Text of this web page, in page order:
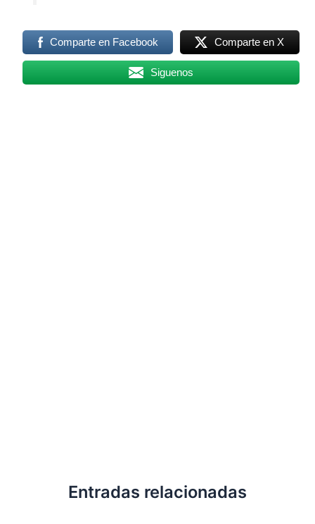
Comparte en Facebook Comparte en X
Siguenos
Entradas relacionadas